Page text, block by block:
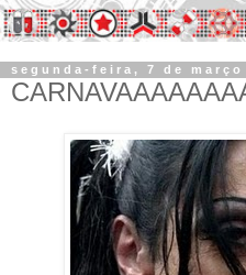
segunda-feira, 7 de março